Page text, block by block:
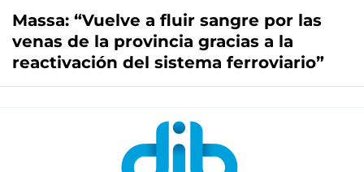
Massa: “Vuelve a fluir sangre por las
venas de la provincia gracias a la
reactivación del sistema ferroviario”